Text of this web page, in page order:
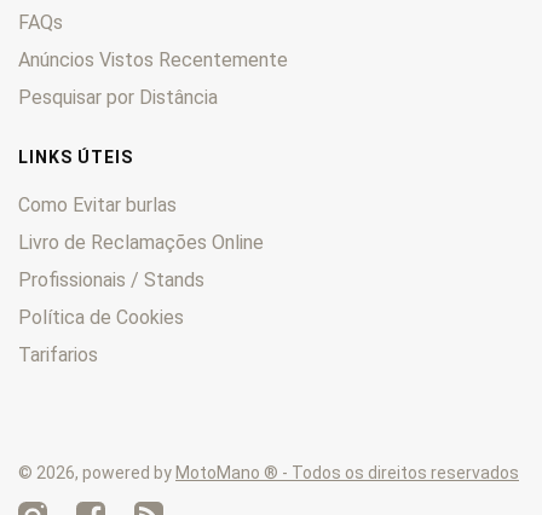
MH 0
Monster 0
S 0
Sport 0
SS 0
ST 0
Streetfighter
FAQs
Anúncios Vistos Recentemente
Pesquisar por Distância
LINKS ÚTEIS
Como Evitar burlas
Livro de Reclamações Online
Profissionais / Stands
Política de Cookies
Tarifarios
© 2026, powered by MotoMano ® - Todos os direitos reservados